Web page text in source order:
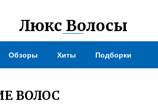
Люкс Волосы
Обзоры Хиты Подборки
ВОЛОС